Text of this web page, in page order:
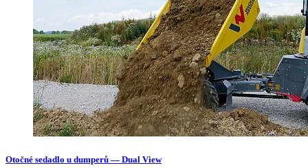
Otočné sedadlo u dumperů — Dual View